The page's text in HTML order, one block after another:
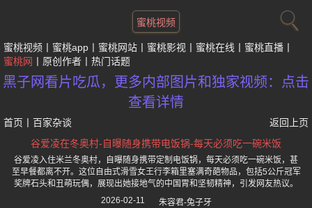
蜜桃视频
蜜桃视频 蜜桃app 蜜桃网站 蜜桃影视 蜜桃在线
蜜桃直播
蜜桃网
原创作者 热门话题
黑子网看片吃瓜，更多内部图片和独家视频：点击
查看详情
首页 百家杂谈
返回上页
谷爱凌在冬奥村-自曝随身携带电饭锅-每天必须吃一碗米饭
谷爱凌入住米兰冬奥村，自曝随身携带定制电饭锅，每天必须吃一碗米饭，甚
至早餐都离不开。这位自由式滑雪女王行李箱里塞满奇葩物品，包括5公斤冠军
奖牌石头和丑萌玩偶，展现出她接地气的中国胃和坚韧精神，引发网友热议。
2026-02-11
朱容君-兔子牙